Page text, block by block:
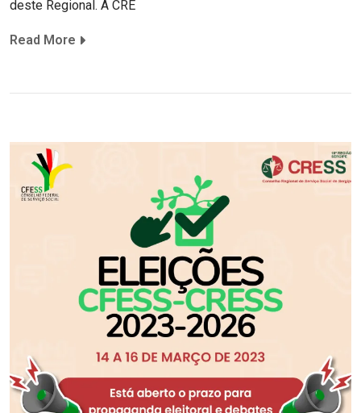
deste Regional. A CRE
Read More